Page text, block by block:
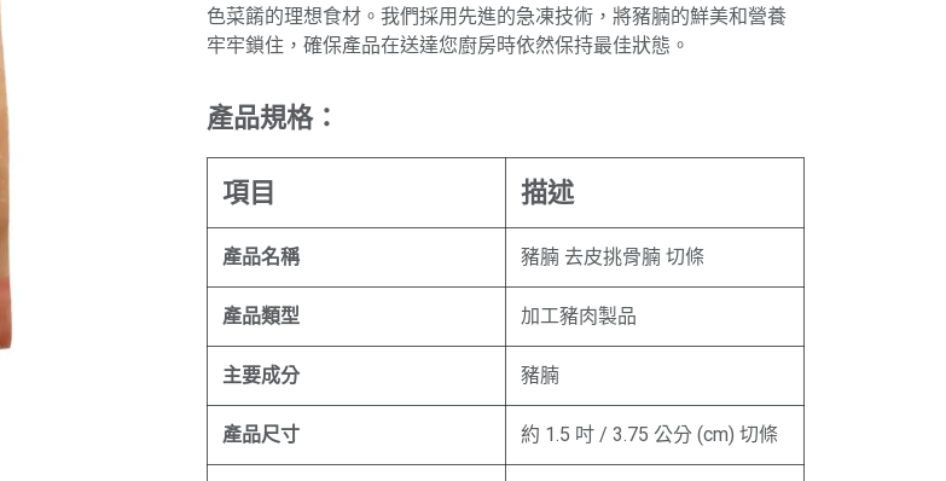
色菜餚的理想食材。我們採用先進的急凍技術，將豬腩的鮮美和營養
牢牢鎖住，確保產品在送達您廚房時依然保持最佳狀態。
產品規格：
項目 描述
產品名稱 豬腩 去皮挑骨腩 切條
產品類型 加工豬肉製品
主要成分 豬腩
產品尺寸 約 1.5 吋 / 3.75 公分 (cm) 切條